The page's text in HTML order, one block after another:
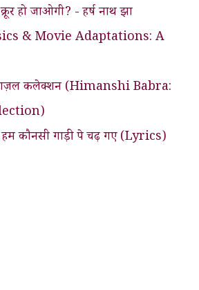
हो जाओगी? - हर्ष नाथ झा
& Movie Adaptations: A
ग़ज़ल कलेक्शन (Himanshi Babra:
हम कौनसी गाड़ी पे चढ़ गए (Lyrics)